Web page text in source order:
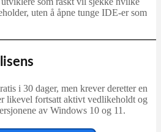
uten å åpne tunge IDE-er som
i 30 dager, men krever deretter en
likevel fortsatt aktivt vedlikeholdt og
av Windows 10 og 11.